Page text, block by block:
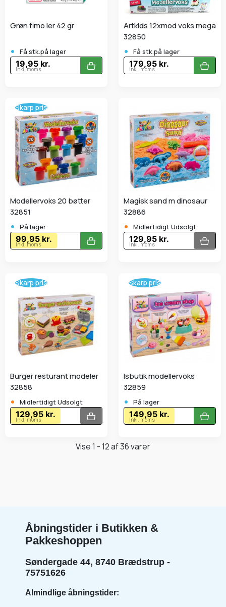
Grøn fimo ler 42 gr
• Få stk.på lager
19,95 kr.
Inkl. moms
Artkids 12xmod voks mega
32850
• Få stk.på lager
179,95 kr.
Inkl. moms
Skarp pris
Modellervoks 20 bøtter
32851
• På lager
99,95 kr.
Inkl. moms
Magisk sand m dinosaur
32886
• Midlertidigt Udsolgt
129,95 kr.
Inkl. moms
Skarp pris
Burger resturant modeler
32858
• Midlertidigt Udsolgt
129,95 kr.
Inkl. moms
Skarp pris
Isbutik modellervoks
32859
• På lager
149,95 kr.
Inkl. moms
Vise 1 - 12 af 36 varer
Åbningstider i Butikken &
Pakkeshoppen
Søndergade 44, 8740 Brædstrup -
75751626
Almindlige åbningstider: